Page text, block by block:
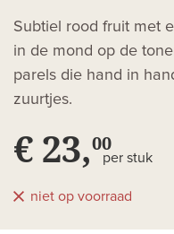
Subtiel rood fruit met
in de mond op de
parels die hand in
zuurtjes.
€ 23,00
per stuk
niet op voorraad